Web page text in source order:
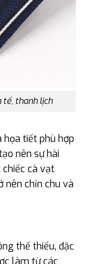
tế, thanh lịch
họa tiết phù hợp
nên sự hài
cà vạt
nên chỉn chu và
thể thiếu, đặc